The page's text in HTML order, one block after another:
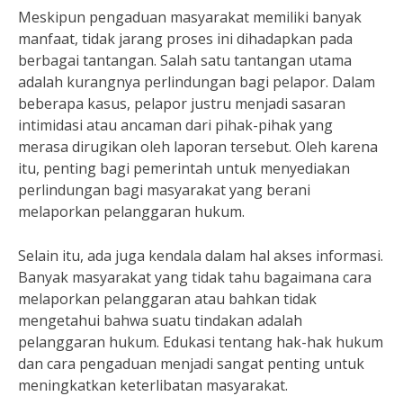
Meskipun pengaduan masyarakat memiliki banyak
manfaat, tidak jarang proses ini dihadapkan pada
berbagai tantangan. Salah satu tantangan utama
adalah kurangnya perlindungan bagi pelapor. Dalam
beberapa kasus, pelapor justru menjadi sasaran
intimidasi atau ancaman dari pihak-pihak yang
merasa dirugikan oleh laporan tersebut. Oleh karena
itu, penting bagi pemerintah untuk menyediakan
perlindungan bagi masyarakat yang berani
melaporkan pelanggaran hukum.
Selain itu, ada juga kendala dalam hal akses informasi.
Banyak masyarakat yang tidak tahu bagaimana cara
melaporkan pelanggaran atau bahkan tidak
mengetahui bahwa suatu tindakan adalah
pelanggaran hukum. Edukasi tentang hak-hak hukum
dan cara pengaduan menjadi sangat penting untuk
meningkatkan keterlibatan masyarakat.